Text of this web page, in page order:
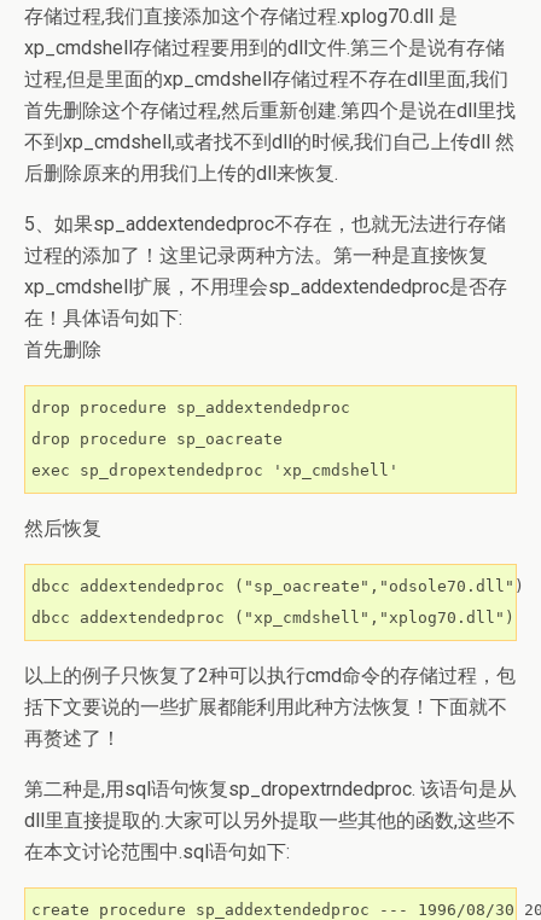
存储过程,我们直接添加这个存储过程.xplog70.dll 是
xp_cmdshell存储过程要用到的dll文件.第三个是说有存储
过程,但是里面的xp_cmdshell存储过程不存在dll里面,我们
首先删除这个存储过程,然后重新创建.第四个是说在dll里找
不到xp_cmdshell,或者找不到dll的时候,我们自己上传dll 然
后删除原来的用我们上传的dll来恢复.
5、如果sp_addextendedproc不存在，也就无法进行存储
过程的添加了！这里记录两种方法。第一种是直接恢复
xp_cmdshell扩展，不用理会sp_addextendedproc是否存
在！具体语句如下:
首先删除
drop procedure sp_addextendedproc
drop procedure sp_oacreate
exec sp_dropextendedproc 'xp_cmdshell'
然后恢复
dbcc addextendedproc ("sp_oacreate","odsole70.dll")
dbcc addextendedproc ("xp_cmdshell","xplog70.dll")
以上的例子只恢复了2种可以执行cmd命令的存储过程，包
括下文要说的一些扩展都能利用此种方法恢复！下面就不
再赘述了！
第二种是,用sql语句恢复sp_dropextrndedproc. 该语句是从
dll里直接提取的.大家可以另外提取一些其他的函数,这些不
在本文讨论范围中.sql语句如下:
create procedure sp_addextendedproc --- 1996/08/30